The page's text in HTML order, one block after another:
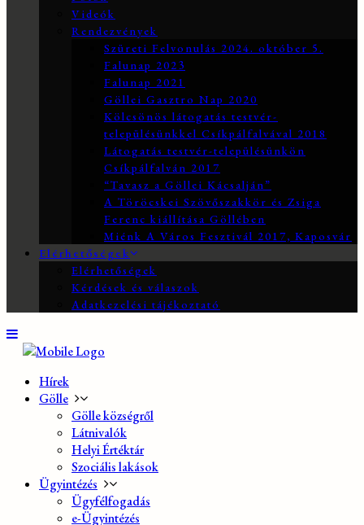
Videók
Rendezvények
Szüreti Felvonulás 2024. október 5.
Falunap 2023
Falunap 2021
Göllei Gasztro Nap 2020
Kölcsönös látogatás testvér-
településünkkel Csíkpálfalvával 2018
Látogatás testvér-településünkön
Csíkpálfalván 2017
“Tavasz a Göllei Kácsalján”
A Töröcskei Szövőszakkör és Zsiga
Ferenc kiállítása Göllében
Miénk A Város Fesztivál 2017, Kaposvár
Elérhetőségek
Elérhetőségek
Kérdések és válaszok
Adatkezelési tájékoztató
Hírek
Gölle
Gölle községről
Látnivalók
Helyi Értéktár
Szociális lakások
Ügyintézés
Ügyfélfogadás
e-Ügyintézés